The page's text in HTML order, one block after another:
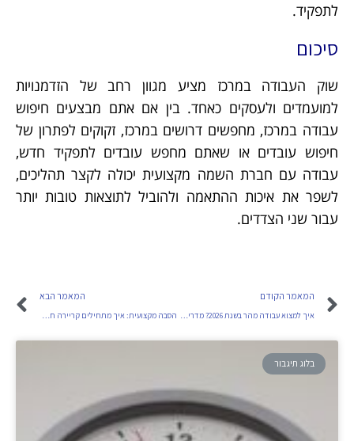
לתפקיד.
סיכום
שוק העבודה במרכז מציע מגוון רחב של הזדמנויות
למועמדים ולעסקים כאחד. בין אם אתם מבצעים חיפוש
עבודה במרכז, מחפשים דרושים במרכז, זקוקים לפתרון של
חיפוש עובדים או שאתם מחפש עובדים לתפקיד חדש,
עבודה עם חברת השמה מקצועית יכולה לקצר תהליכים,
לשפר את איכות ההתאמה ולהוביל לתוצאות טובות יותר
עבור שני הצדדים.
המאמר הקודם
איך למצוא עבודה מהר בשנת 2026? מדריך למחפשי עבודה בתחילת הדרך ובהייטק
המאמר הבא
הסבה מקצועית: איך מתחילים קריירה חדשה ומתקבלים לעבודה גם ללא ניסיון?
בלוג תיגבור